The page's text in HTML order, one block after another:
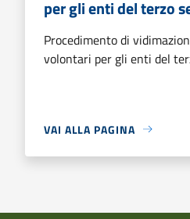
per gli enti del terzo
Procedimento di
volontari per gli enti del
VAI ALLA PAGINA